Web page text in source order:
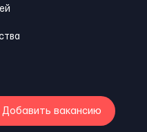
Добавить вакансию